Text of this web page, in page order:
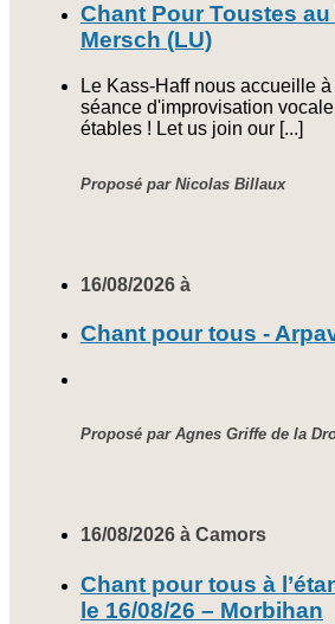
Chant Pour Toustes
Mersch (LU)
Le Kass-Haff nous accueille
séance d'improvisation
étables ! Let us join our [...]
Proposé par Nicolas Billaux
16/08/2026 à
Chant pour tous -
Proposé par Agnes Griffe de la
16/08/2026 à Camors
Chant pour tous à
le 16/08/26 – Morbihan